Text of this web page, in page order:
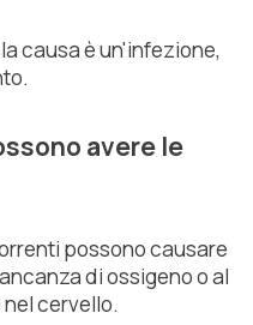
causa è un'infezione,
avere le
possono causare
di ossigeno o al
cervello.